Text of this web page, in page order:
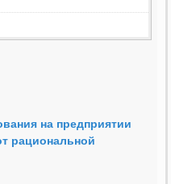
на предприятии
рациональной